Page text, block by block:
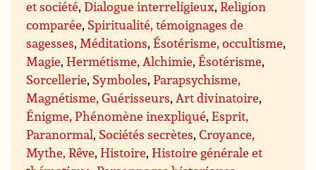
et société,Dialogue interreligieux,Religion
comparée, Spiritualité, témoignages de
sagesses, Méditations,Ésotérisme, occultisme,
Magie,Hermétisme, Alchimie,Ésotérisme,
Sorcellerie, Symboles,Parapsychisme,
Magnétisme, Guérisseurs, Art divinatoire,
Énigme, Phénomène inexpliqué,Esprit,
Paranormal, Sociétés secrètes,Croyance,
Mythe, Rêve,Histoire,Histoire générale et